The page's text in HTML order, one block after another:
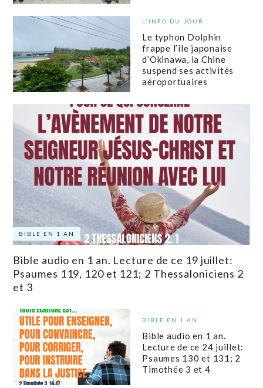
L'INFO DU JOUR
Le typhon Dolphin
frappe l’île japonaise
d’Okinawa, la Chine
suspend ses activités
aéroportuaires
BIBLE EN 1 AN
Bible audio en 1 an. Lecture de ce 19 juillet:
Psaumes 119, 120 et 121; 2 Thessaloniciens 2
et 3
BIBLE EN 1 AN
Bible audio en 1 an.
Lecture de ce 24 juillet:
Psaumes 130 et 131; 2
Timothée 3 et 4